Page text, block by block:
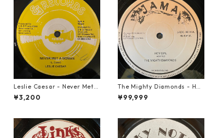
Leslie Caesar - Never Met A
Woman【12-50067】
¥3,200
The Mighty Diamonds - Hey
Girl【12-50053】
¥99,999